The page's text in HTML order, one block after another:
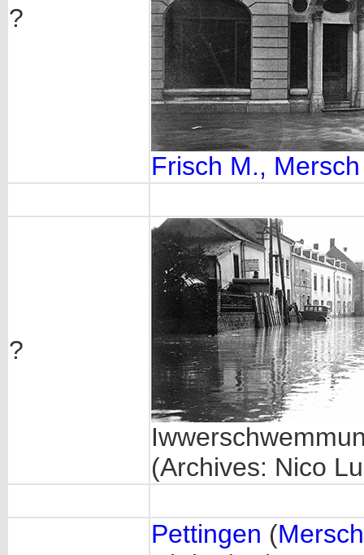
?
Frisch M., Mersch
?
(Archives: Nico
Pettingen (Mersch